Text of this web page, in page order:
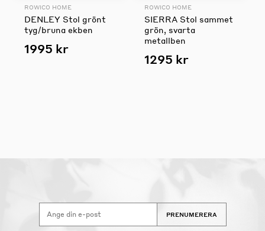
ROWICO HOME
DENLEY Stol grönt
tyg/bruna ekben
1995 kr
ROWICO HOME
SIERRA Stol sammet
grön, svarta
metallben
1295 kr
PRENUMERERA